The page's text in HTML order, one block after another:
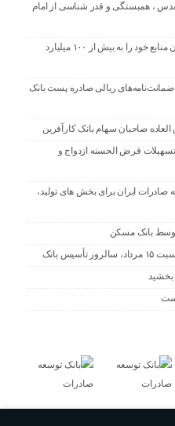
مقدس ، همبستگی و قدر شناسی از امام
۲۷۵باجه بانکی روستایی پست بانک ایران منابع خود را به بیش از ۱۰۰ میلیارد
منابع و ۱۳۲ درصدی ضمانت‌نامه‌های ریالی صادره پست بانک
صاحبان سهام بانک کارآفرین
ریال تسهیلات قرض الحسنه ازدواج و
صادرات ایران برای بخش های تولید،
بانک
بخشید